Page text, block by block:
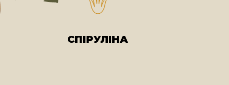
СПІРУЛІНА